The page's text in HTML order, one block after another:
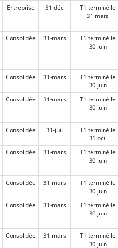
Entreprise 31-déc
T1 terminé le
31 mars
Consolidée 31-mars
T1 terminé le
30 juin
Consolidée 31-mars
T1 terminé le
30 juin
Consolidée 31-mars
T1 terminé le
30 juin
Consolidée 31-juil
T1 terminé le
31 oct.
Consolidée 31-mars
T1 terminé le
30 juin
Consolidée 31-mars
T1 terminé le
30 juin
Consolidée 31-mars
T1 terminé le
30 juin
Consolidée 31-mars
T1 terminé le
30 juin